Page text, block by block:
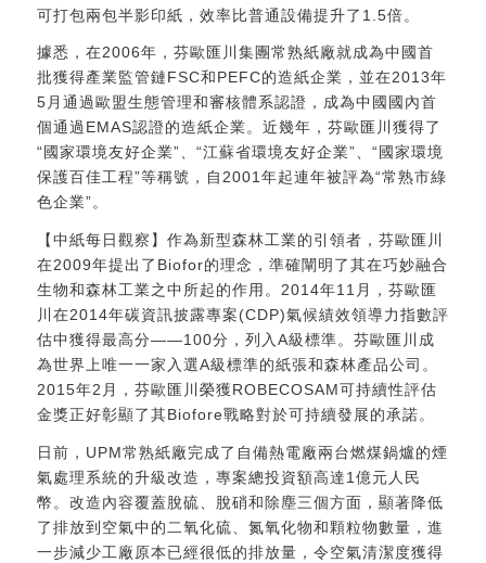
可打包兩包半影印紙，效率比普通設備提升了1.5倍。
據悉，在2006年，芬歐匯川集團常熟紙廠就成為中國首
批獲得產業監管鏈FSC和PEFC的造紙企業，並在2013年
5月通過歐盟生態管理和審核體系認證，成為中國國內首
個通過EMAS認證的造紙企業。近幾年，芬歐匯川獲得了
“國家環境友好企業”、“江蘇省環境友好企業”、“國家環境
保護百佳工程”等稱號，自2001年起連年被評為“常熟市綠
色企業”。
【中紙每日觀察】作為新型森林工業的引領者，芬歐匯川
在2009年提出了Biofor的理念，準確闡明了其在巧妙融合
生物和森林工業之中所起的作用。2014年11月，芬歐匯
川在2014年碳資訊披露專案(CDP)氣候績效領導力指數評
估中獲得最高分——100分，列入A級標準。芬歐匯川成
為世界上唯一一家入選A級標準的紙張和森林產品公司。
2015年2月，芬歐匯川榮獲ROBECOSAM可持續性評估
金獎正好彰顯了其Biofore戰略對於可持續發展的承諾。
日前，UPM常熟紙廠完成了自備熱電廠兩台燃煤鍋爐的煙
氣處理系統的升級改造，專案總投資額高達1億元人民
幣。改造內容覆蓋脫硫、脫硝和除塵三個方面，顯著降低
了排放到空氣中的二氧化硫、氮氧化物和顆粒物數量，進
一步減少工廠原本已經很低的排放量，令空氣清潔度獲得